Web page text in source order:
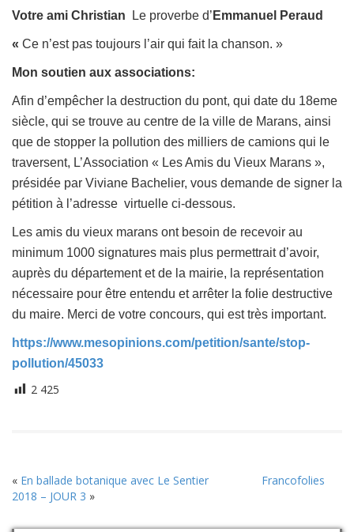
Votre ami Christian Le proverbe d’ Emmanuel Peraud
« Ce n’est pas toujours l’air qui fait la chanson. »
Mon soutien aux associations:
Afin d’empêcher la destruction du pont, qui date du 18eme
siècle, qui se trouve au centre de la ville de Marans, ainsi
que de stopper la pollution des milliers de camions qui le
traversent, L’Association « Les Amis du Vieux Marans »,
présidée par Viviane Bachelier, vous demande de signer la
pétition à l’adresse virtuelle ci-dessous.
Les amis du vieux marans ont besoin de recevoir au
minimum 1000 signatures mais plus permettrait d’avoir,
auprès du département et de la mairie, la représentation
nécessaire pour être entendu et arrêter la folie destructive
du maire. Merci de votre concours, qui est très important.
https://www.mesopinions.com/petition/sante/stop-
pollution/45033
2 425
« En ballade botanique avec Le Sentier
Francofolies
2018 – JOUR 3 »